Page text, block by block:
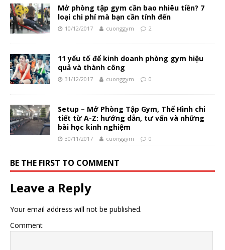
Mở phòng tập gym cần bao nhiêu tiền? 7
loại chi phí mà bạn cần tính đến
10/12/2017 cuonggym 2
11 yếu tố để kinh doanh phòng gym hiệu
quả và thành công
31/12/2017 cuonggym 0
Setup – Mở Phòng Tập Gym, Thể Hình chi
tiết từ A-Z: hướng dẫn, tư vấn và những
bài học kinh nghiệm
30/11/2017 cuonggym 0
BE THE FIRST TO COMMENT
Leave a Reply
Your email address will not be published.
Comment